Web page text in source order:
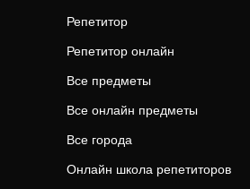
Репетитор
Репетитор онлайн
Все предметы
Все онлайн предметы
Все города
Онлайн школа репетиторов